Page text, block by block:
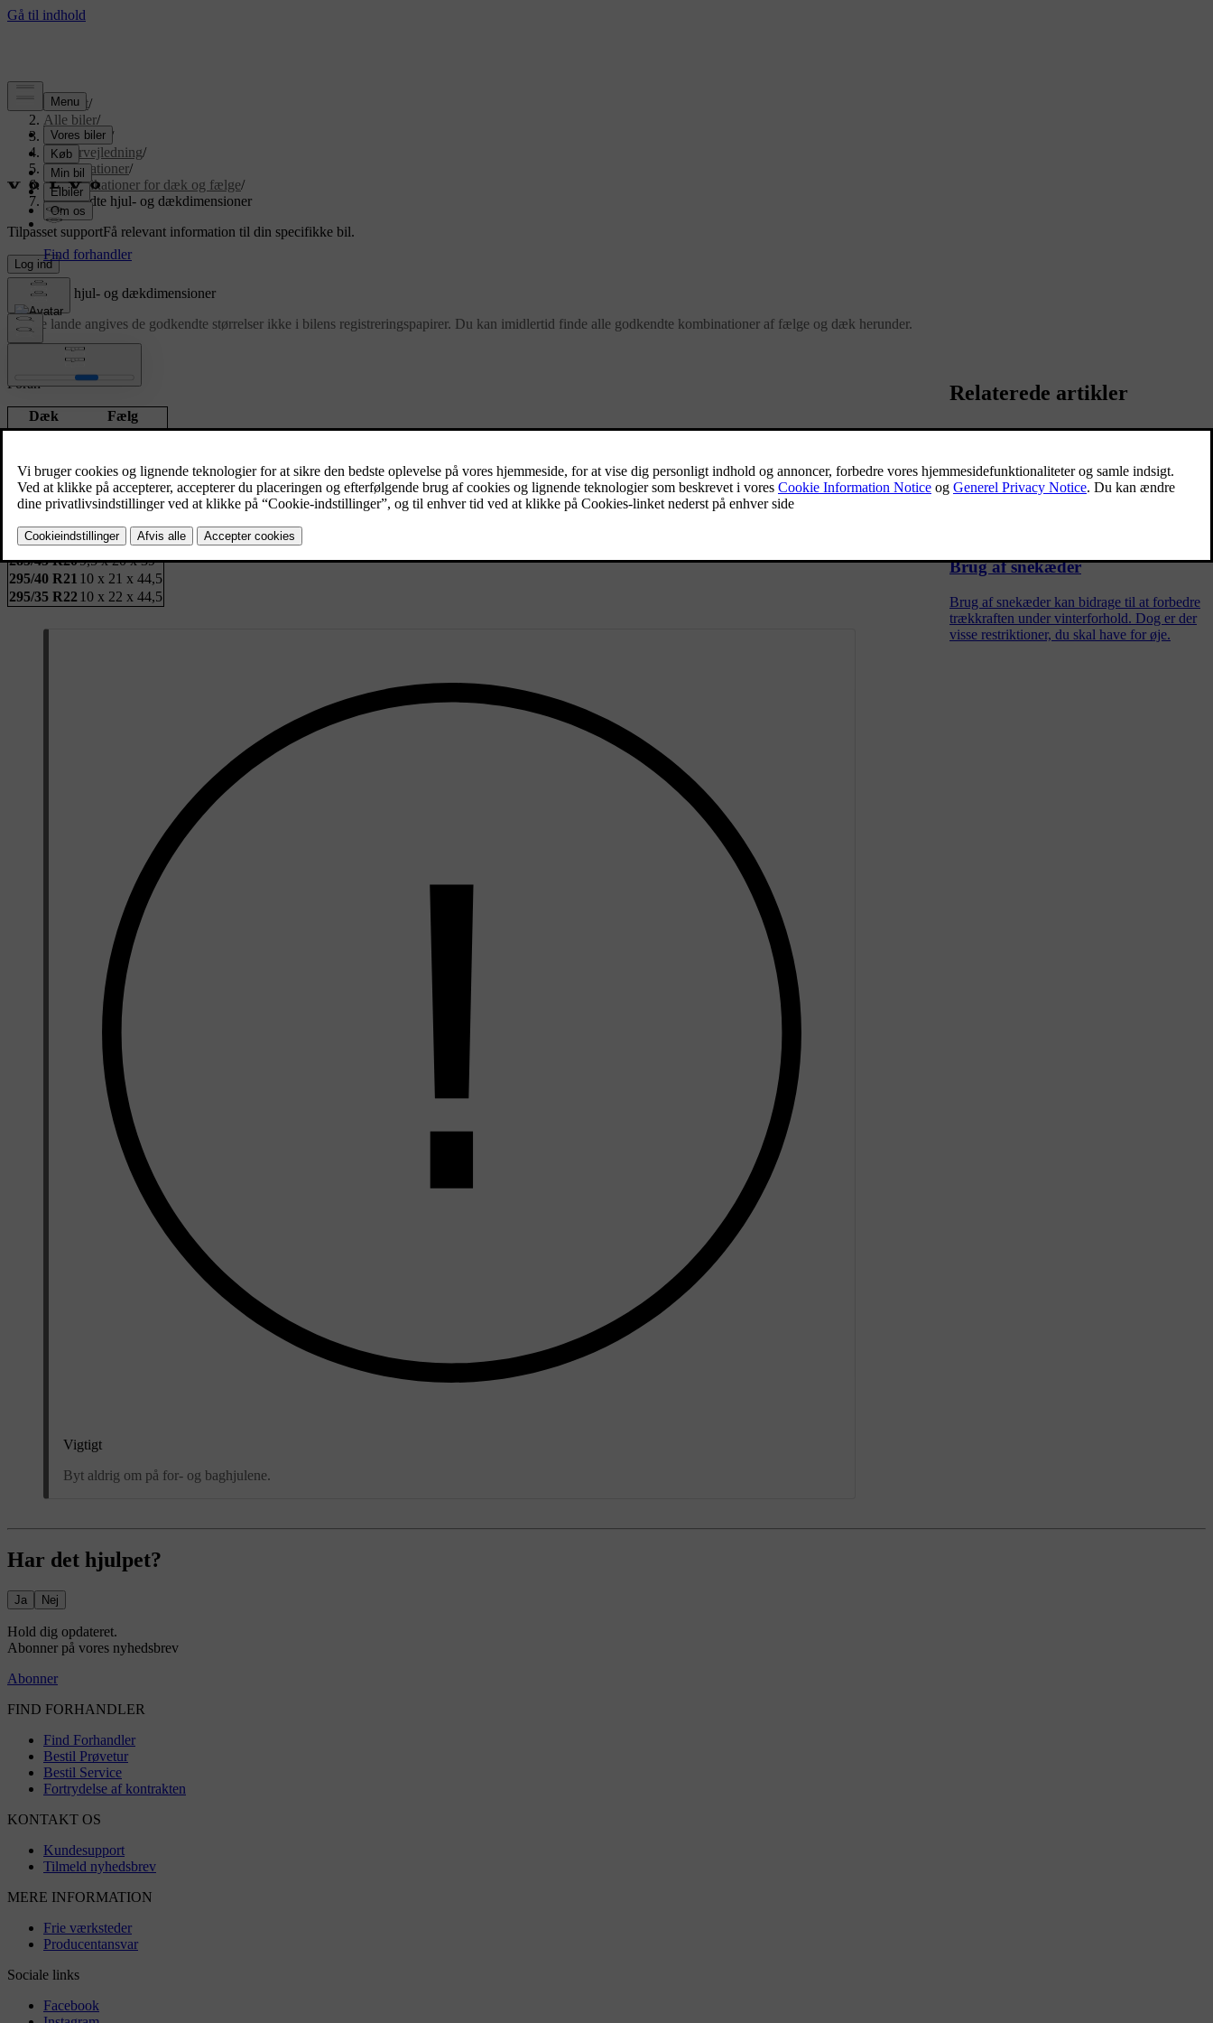
Support/
Alle biler/
EX90 2026 /
Brugervejledning/
Specifikationer/
Specifikationer for dæk og fælge/
Godkendte hjul- og dækdimensioner
Tilpasset supportFå relevant information til din specifikke bil.
Log ind
Opdateret 08.09.2025
Godkendte hjul- og dækdimensioner
I nogle lande angives de godkendte størrelser ikke i bilens registreringspapirer. Du kan imidlertid finde alle godkendte kombinationer af fælge og dæk herunder.
Foran
Dæk
Fælg
255/50 R208,5 x 20 x 40,5
265/40 R229 x 22 x 38,5
Bag
Dæk
Fælg
285/45 R209,5 x 20 x 39
295/40 R21 10 x 21 x 44,5
295/35 R22 10 x 22 x 44,5
Vigtigt
Byt aldrig om på for- og baghjulene.
Relaterede artikler
Der står mange tal og symboler på siden af et
Brug af snekæder
Brug af snekæder kan bidrage til at forbedre
trækkraften under vinterforhold. Dog er der
visse restriktioner, du skal have for øje.
Har det hjulpet?
Ja Nej